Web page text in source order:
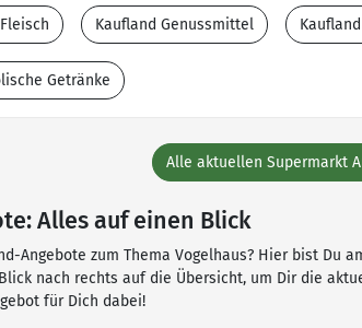
Kaufland Genussmittel
Getränke
Alle aktuellen Supermarkt
Alles auf einen Blick
Angebote zum Thema Vogelhaus? Hier bist Du
nach rechts auf die Übersicht, um Dir die
für Dich dabei!